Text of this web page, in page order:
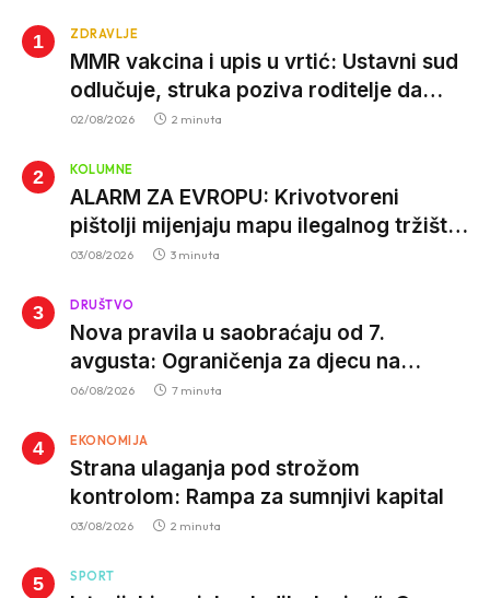
ZDRAVLJE
MMR vakcina i upis u vrtić: Ustavni sud
odlučuje, struka poziva roditelje da
vjeruju nauci
02/08/2026 2 minuta
KOLUMNE
ALARM ZA EVROPU: Krivotvoreni
pištolji mijenjaju mapu ilegalnog tržišta,
istrage ukazuju na proizvodnju van EU
03/08/2026 3 minuta
DRUŠTVO
Nova pravila u saobraćaju od 7.
avgusta: Ograničenja za djecu na
trotinetima i mlade vozače, veće kazne
06/08/2026 7 minuta
EKONOMIJA
Strana ulaganja pod strožom
kontrolom: Rampa za sumnjivi kapital
03/08/2026 2 minuta
SPORT